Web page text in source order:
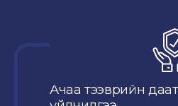
Ачаа тээврийн